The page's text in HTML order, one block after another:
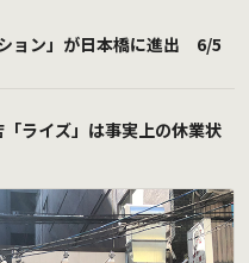
ョン」が日本橋に進出 6/5
ライズ」は事実上の休業状